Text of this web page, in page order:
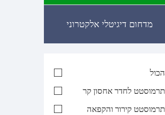
מדחום דיגיטלי אלקטרוני
הכול
תרמוסטט לחדר אחסון קר
תרמוסטט קירור והקפאה